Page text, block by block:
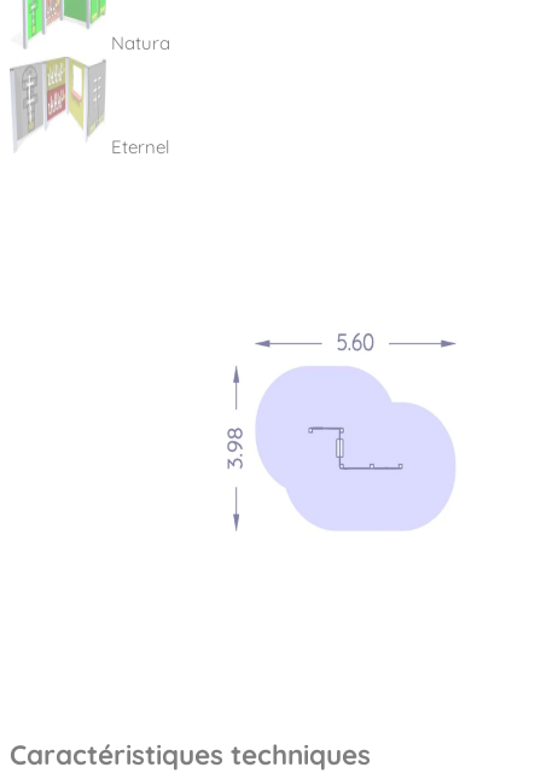
Natura
Eternel
Caractéristiques techniques